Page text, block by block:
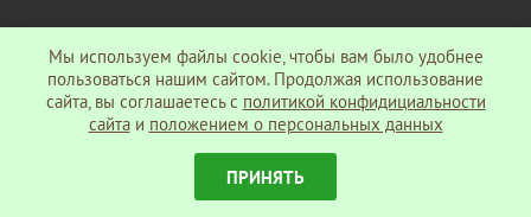
Политика конфиденциальности
© АНО ВО «Гуманитарный университет», 2026 г.
Мы используем файлы cookie, чтобы вам было удобнее
пользоваться нашим сайтом. Продолжая использование
сайта, вы соглашаетесь c политикой конфидициальности
сайтаи положением о персональных данных
ПРИНЯТЬ